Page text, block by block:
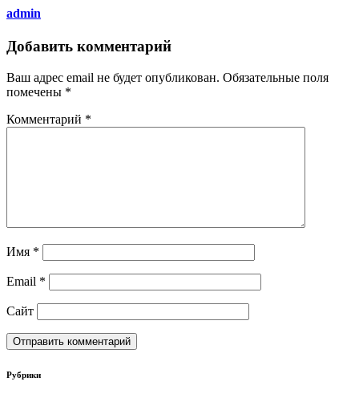
admin
Добавить комментарий
Ваш адрес email не будет опубликован. Обязательные поля
помечены *
Комментарий *
Имя *
Email *
Сайт
Рубрики